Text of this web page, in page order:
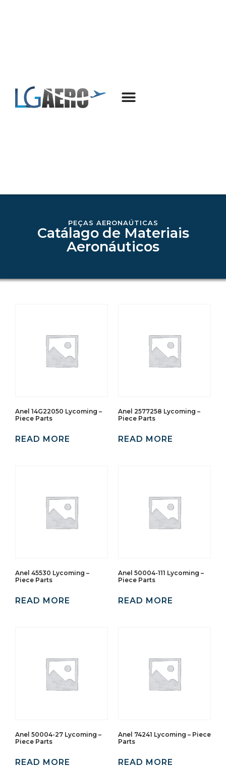
PEÇAS AERONAÚTICAS
Catálago de Materiais
Aeronáuticos
Anel 14G22050 Lycoming –
Piece Parts
READ MORE
Anel 2577258 Lycoming –
Piece Parts
READ MORE
Anel 45530 Lycoming –
Piece Parts
READ MORE
Anel 50004-111 Lycoming –
Piece Parts
READ MORE
Anel 50004-27 Lycoming –
Piece Parts
READ MORE
Anel 74241 Lycoming – Piece
Parts
READ MORE